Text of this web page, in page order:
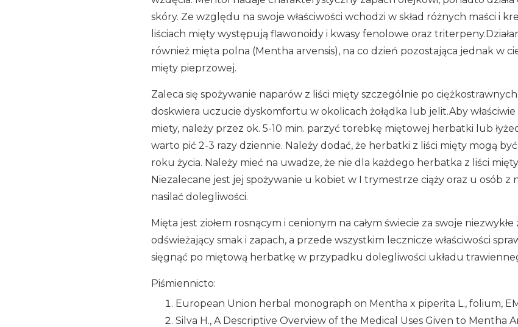
skóry. Ze względu na swoje właściwości wchodzi w skład różnych maści i
liściach mięty występują flawonoidy i kwasy fenolowe oraz
również mięta polna (Mentha arvensis), na co dzień pozostająca jednak w
mięty pieprzowej.
Zaleca się spożywanie naparów z liści mięty szczególnie po
doskwiera uczucie dyskomfortu w okolicach żołądka lub jelit.Aby
miety, należy przez ok. 5-10 min. parzyć torebkę miętowej herbatki lub
warto pić 2-3 razy dziennie. Należy dodać, że herbatki z liści mięty mogą
roku życia. Należy mieć na uwadze, że nie dla każdego herbatka z liści
Niezalecane jest jej spożywanie u kobiet w I trymestrze ciąży oraz u osób z
nasilać dolegliwości.
Mięta jest ziołem rosnącym i cenionym na całym świecie za swoje
odświeżający smak i zapach, a przede wszystkim lecznicze właściwości
sięgnąć po miętową herbatkę w przypadku dolegliwości układu
Piśmiennicto:
European Union herbal monograph on Mentha x piperita L., folium,
Silva H., A Descriptive Overview of the Medical Uses Given to